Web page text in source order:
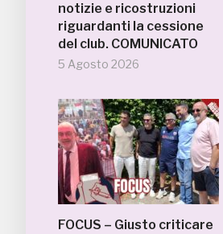
notizie e ricostruzioni
riguardanti la cessione
del club. COMUNICATO
5 Agosto 2026
FOCUS – Giusto criticare